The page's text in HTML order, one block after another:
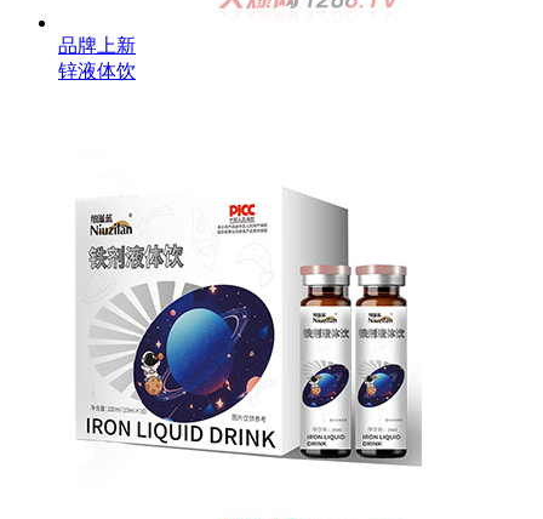
品牌上新
锌液体饮